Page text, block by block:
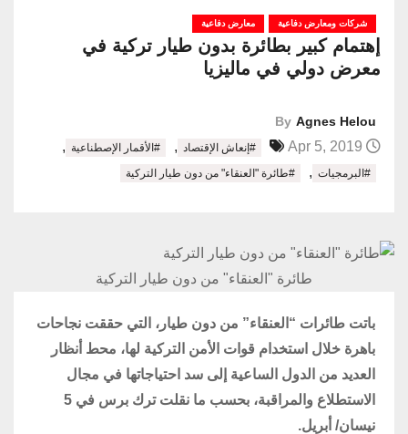
شركات ومعارض دفاعية معارض دفاعية
إهتمام كبير بطائرة بدون طيار تركية في
معرض دولي في ماليزيا
By Agnes Helou
#إنعاش الإقتصاد , #الأقمار الإصطناعية ,
#البرمجيات , #طائرة "العنقاء" من دون طيار التركية
طائرة "العنقاء" من دون طيار التركية
باتت طائرات “العنقاء” من دون طيار، التي حققت نجاحات
باهرة خلال استخدام قوات الأمن التركية لها، محط أنظار
العديد من الدول الساعية إلى سد احتياجاتها في مجال
الاستطلاع والمراقبة، بحسب ما نقلت ترك برس في 5
نيسان/ أبريل.